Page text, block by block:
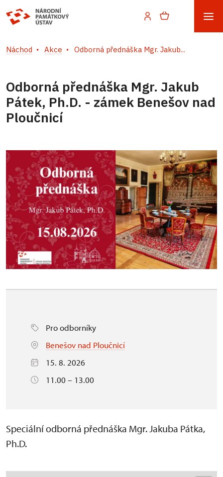
Náchod Akce Odborná přednáška Mgr. Jakub...
Odborná přednáška Mgr. Jakub
Pátek, Ph.D. - zámek Benešov nad
Ploučnicí
Pro odborníky
Benešov nad Ploučnicí
15. 8. 2026
11.00 – 13.00
Speciální odborná přednáška Mgr. Jakuba Pátka,
Ph.D.